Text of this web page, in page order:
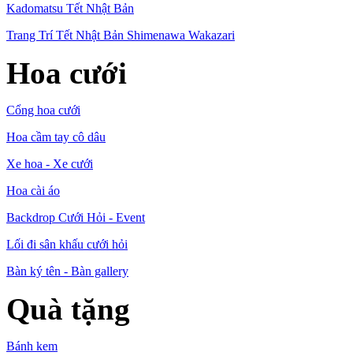
Kadomatsu Tết Nhật Bản
Trang Trí Tết Nhật Bản Shimenawa Wakazari
Hoa cưới
Cổng hoa cưới
Hoa cầm tay cô dâu
Xe hoa - Xe cưới
Hoa cài áo
Backdrop Cưới Hỏi - Event
Lối đi sân khấu cưới hỏi
Bàn ký tên - Bàn gallery
Quà tặng
Bánh kem